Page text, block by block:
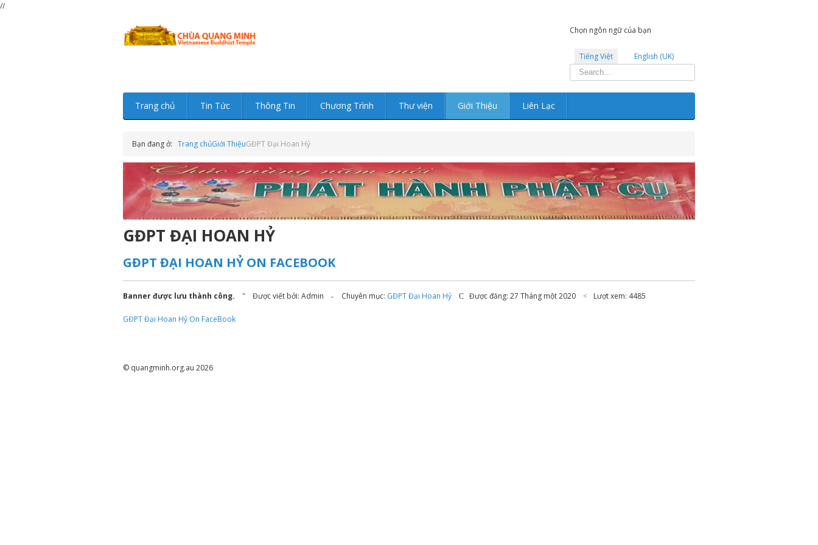
//
Chọn ngôn ngữ của bạn
Tiếng Việt English (UK)
Tìm
kiếm...
Trang chủ Tin Tức Thông Tin Chương Trình Thư viện Giới Thiệu Liên Lạc
Bạn đang ở: Trang chủGiới ThiệuGĐPT Đại Hoan Hỷ
GĐPT ĐẠI HOAN HỶ
GĐPT ĐẠI HOAN HỶ ON FACEBOOK
Banner được lưu thành công. Được viết bởi: Admin Chuyên mục: GĐPT Đại Hoan Hỷ Được đăng: 27 Tháng một 2020 Lượt xem: 4485
GĐPT Đại Hoan Hỷ On FaceBook
© quangminh.org.au 2026